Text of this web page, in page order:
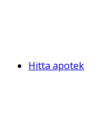
Hitta apotek